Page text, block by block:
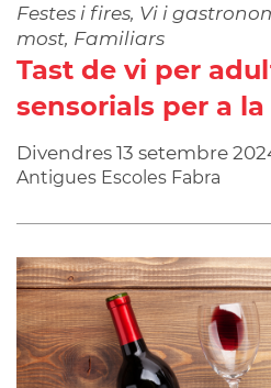
Festes i fires, Vi i
most, Familiars
Tast de vi per
sensorials per a
Divendres 13 setembre
Antigues Escoles Fabra